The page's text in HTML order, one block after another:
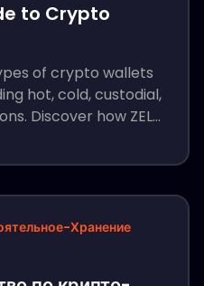
to Crypto
of crypto wallets
hot, cold, custodial,
Discover how ZELF
Хранение